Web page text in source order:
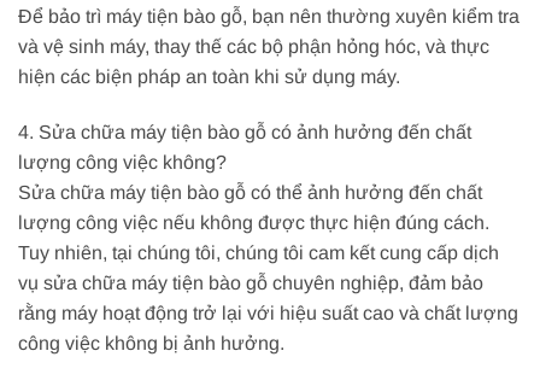
Để bảo trì máy tiện bào gỗ, bạn nên thường xuyên kiểm tra
và vệ sinh máy, thay thế các bộ phận hỏng hóc, và thực
hiện các biện pháp an toàn khi sử dụng máy.
4. Sửa chữa máy tiện bào gỗ có ảnh hưởng đến chất
lượng công việc không?
Sửa chữa máy tiện bào gỗ có thể ảnh hưởng đến chất
lượng công việc nếu không được thực hiện đúng cách.
Tuy nhiên, tại chúng tôi, chúng tôi cam kết cung cấp dịch
vụ sửa chữa máy tiện bào gỗ chuyên nghiệp, đảm bảo
rằng máy hoạt động trở lại với hiệu suất cao và chất lượng
công việc không bị ảnh hưởng.